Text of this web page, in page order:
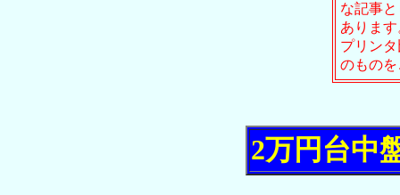
な記事
あります
プリンタ
のものを
2万円台中